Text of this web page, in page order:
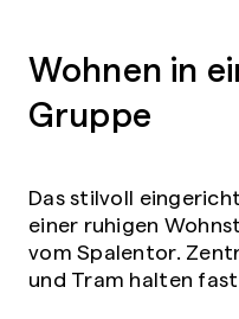
Wohnen in
Gruppe
Das stilvoll
einer ruhigen
vom Spalentor.
und Tram halten